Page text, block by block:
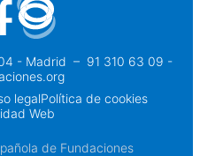
- Madrid – 91 310 63 09 -
legalPolítica de cookies
Web
de Fundaciones